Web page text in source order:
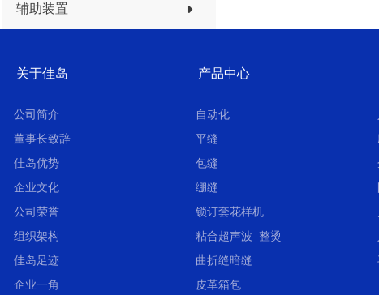
辅助装置
关于佳岛
公司简介
董事长致辞
佳岛优势
企业文化
公司荣誉
组织架构
佳岛足迹
企业一角
产品中心
自动化
平缝
包缝
绷缝
锁订套花样机
粘合超声波 整烫
曲折缝暗缝
皮革箱包